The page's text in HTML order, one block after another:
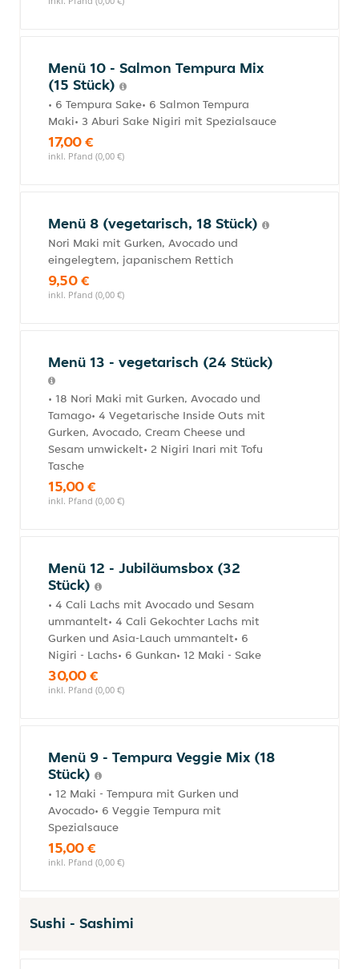
Menü 10 - Salmon Tempura Mix
(15 Stück)
• 6 Tempura Sake• 6 Salmon Tempura
Maki• 3 Aburi Sake Nigiri mit Spezialsauce
17,00 €
inkl. Pfand (0,00 €)
Menü 8 (vegetarisch, 18 Stück)
Nori Maki mit Gurken, Avocado und
eingelegtem, japanischem Rettich
9,50 €
inkl. Pfand (0,00 €)
Menü 13 - vegetarisch (24 Stück)
• 18 Nori Maki mit Gurken, Avocado und
Tamago• 4 Vegetarische Inside Outs mit
Gurken, Avocado, Cream Cheese und
Sesam umwickelt• 2 Nigiri Inari mit Tofu
Tasche
15,00 €
inkl. Pfand (0,00 €)
Menü 12 - Jubiläumsbox (32
Stück)
• 4 Cali Lachs mit Avocado und Sesam
ummantelt• 4 Cali Gekochter Lachs mit
Gurken und Asia-Lauch ummantelt• 6
Nigiri - Lachs• 6 Gunkan• 12 Maki - Sake
30,00 €
inkl. Pfand (0,00 €)
Menü 9 - Tempura Veggie Mix (18
Stück)
• 12 Maki - Tempura mit Gurken und
Avocado• 6 Veggie Tempura mit
Spezialsauce
15,00 €
inkl. Pfand (0,00 €)
Sushi - Sashimi